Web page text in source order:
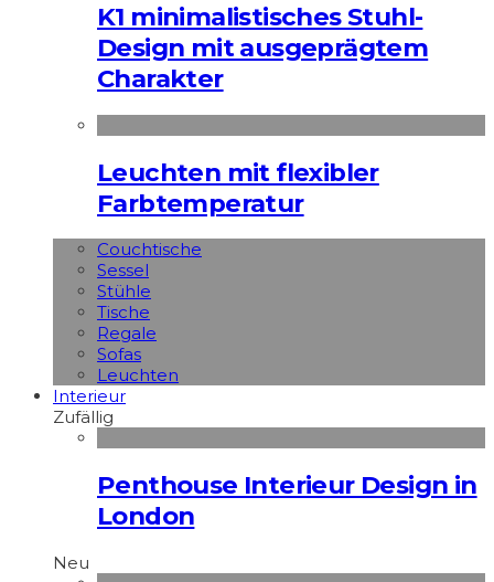
K1 minimalistisches Stuhl-
Design mit ausgeprägtem
Charakter
Leuchten mit flexibler
Farbtemperatur
Couchtische
Sessel
Stühle
Tische
Regale
Sofas
Leuchten
Interieur
Zufällig
Penthouse Interieur Design in
London
Neu